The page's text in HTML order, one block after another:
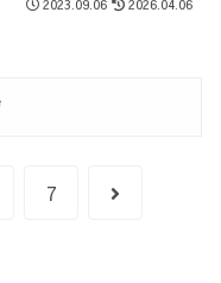
2023.09.06 2026.04.06
7
次